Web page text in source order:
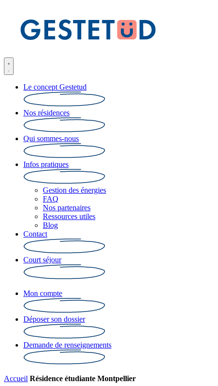
Le concept Gestetud
Nos résidences
Qui sommes-nous
Infos pratiques
Gestion des énergies
FAQ
Nos partenaires
Ressources utiles
Blog
Contact
Court séjour
Mon compte
Déposer son dossier
Demande de renseignements
Accueil Résidence étudiante Montpellier